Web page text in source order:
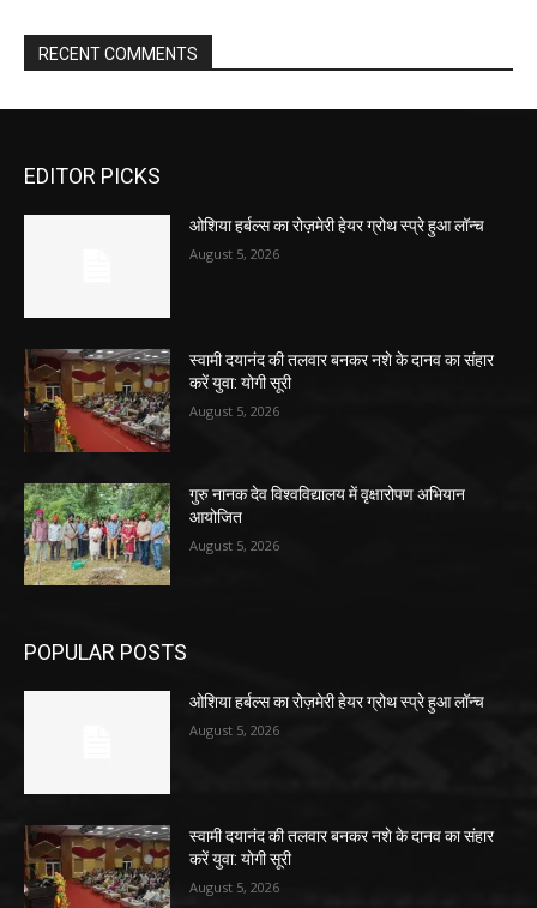
RECENT COMMENTS
EDITOR PICKS
ओशिया हर्बल्स का रोज़मेरी हेयर ग्रोथ स्प्रे हुआ लॉन्च
August 5, 2026
स्वामी दयानंद की तलवार बनकर नशे के दानव का संहार
करें युवा: योगी सूरी
August 5, 2026
गुरु नानक देव विश्वविद्यालय में वृक्षारोपण अभियान
आयोजित
August 5, 2026
POPULAR POSTS
ओशिया हर्बल्स का रोज़मेरी हेयर ग्रोथ स्प्रे हुआ लॉन्च
August 5, 2026
स्वामी दयानंद की तलवार बनकर नशे के दानव का संहार
करें युवा: योगी सूरी
August 5, 2026